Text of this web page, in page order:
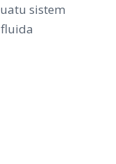
sistem